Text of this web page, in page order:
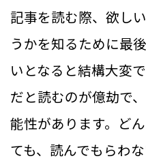
記事を読む際、欲し
うかを知るために最
いとなると結構大変
だと読むのが億劫で
能性があります。ど
ても、読んでもらわ